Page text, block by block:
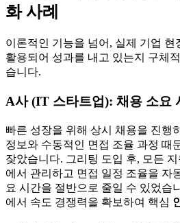
화 사례
이론적인 기능을 넘어, 실제 기업 현
활용되어 성과를 내고 있는지 구체
습니다.
A사 (IT 스타트업): 채용 소요
빠른 성장을 위해 상시 채용을 진행
정보와 수동적인 면접 조율 과정 때
잦았습니다. 그리팅 도입 후, 모든
에서 관리하고 면접 일정 조율을 자
요 시간을 절반으로 줄일 수 있었습
에서 속도 경쟁력을 확보하여 핵심